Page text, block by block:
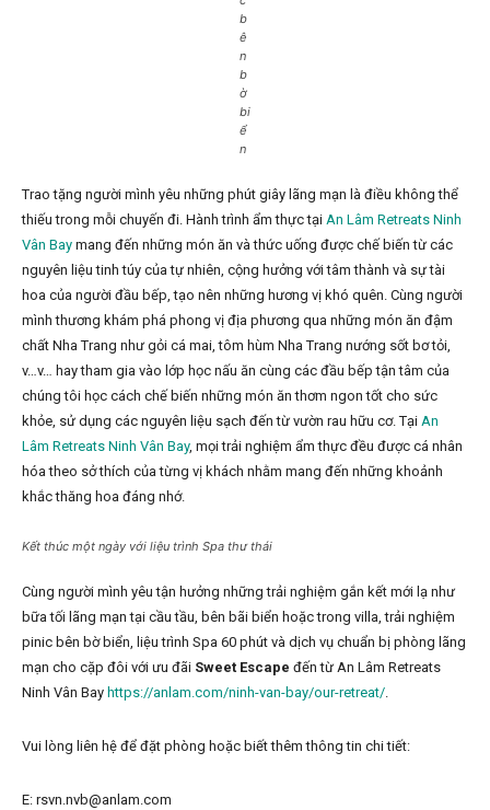
b
ê
n
b
ờ
bi
ể
n
Trao tặng người mình yêu những phút giây lãng mạn là điều không thể
thiếu trong mỗi chuyến đi. Hành trình ẩm thực tại An Lâm Retreats Ninh
Vân Bay mang đến những món ăn và thức uống được chế biến từ các
nguyên liệu tinh túy của tự nhiên, cộng hưởng với tâm thành và sự tài
hoa của người đầu bếp, tạo nên những hương vị khó quên. Cùng người
mình thương khám phá phong vị địa phương qua những món ăn đậm
chất Nha Trang như gỏi cá mai, tôm hùm Nha Trang nướng sốt bơ tỏi,
v…v… hay tham gia vào lớp học nấu ăn cùng các đầu bếp tận tâm của
chúng tôi học cách chế biến những món ăn thơm ngon tốt cho sức
khỏe, sử dụng các nguyên liệu sạch đến từ vườn rau hữu cơ. Tại An
Lâm Retreats Ninh Vân Bay, mọi trải nghiệm ẩm thực đều được cá nhân
hóa theo sở thích của từng vị khách nhằm mang đến những khoảnh
khắc thăng hoa đáng nhớ.
Kết thúc một ngày với liệu trình Spa thư thái
Cùng người mình yêu tận hưởng những trải nghiệm gắn kết mới lạ như
bữa tối lãng mạn tại cầu tầu, bên bãi biển hoặc trong villa, trải nghiệm
pinic bên bờ biển, liệu trình Spa 60 phút và dịch vụ chuẩn bị phòng lãng
mạn cho cặp đôi với ưu đãi Sweet Escape đến từ An Lâm Retreats
Ninh Vân Bay https://anlam.com/ninh-van-bay/our-retreat/.
Vui lòng liên hệ để đặt phòng hoặc biết thêm thông tin chi tiết:
E: rsvn.nvb@anlam.com